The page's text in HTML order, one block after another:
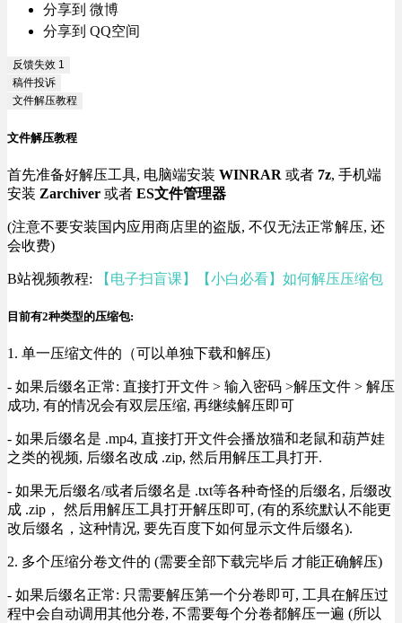
分享到 微博
分享到 QQ空间
反馈失效 1
稿件投诉
文件解压教程
文件解压教程
首先准备好解压工具, 电脑端安装 WINRAR 或者 7z, 手机端
安装 Zarchiver 或者 ES文件管理器
(注意不要安装国内应用商店里的盗版, 不仅无法正常解压, 还
会收费)
B站视频教程: 【电子扫盲课】【小白必看】如何解压压缩包
目前有2种类型的压缩包:
1. 单一压缩文件的（可以单独下载和解压)
- 如果后缀名正常: 直接打开文件 > 输入密码 >解压文件 > 解压
成功, 有的情况会有双层压缩, 再继续解压即可
- 如果后缀名是 .mp4, 直接打开文件会播放猫和老鼠和葫芦娃
之类的视频, 后缀名改成 .zip, 然后用解压工具打开.
- 如果无后缀名/或者后缀名是 .txt等各种奇怪的后缀名, 后缀改
成 .zip， 然后用解压工具打开解压即可, (有的系统默认不能更
改后缀名，这种情况, 要先百度下如何显示文件后缀名).
2. 多个压缩分卷文件的 (需要全部下载完毕后 才能正确解压)
- 如果后缀名正常: 只需要解压第一个分卷即可, 工具在解压过
程中会自动调用其他分卷, 不需要每个分卷都解压一遍 (所以